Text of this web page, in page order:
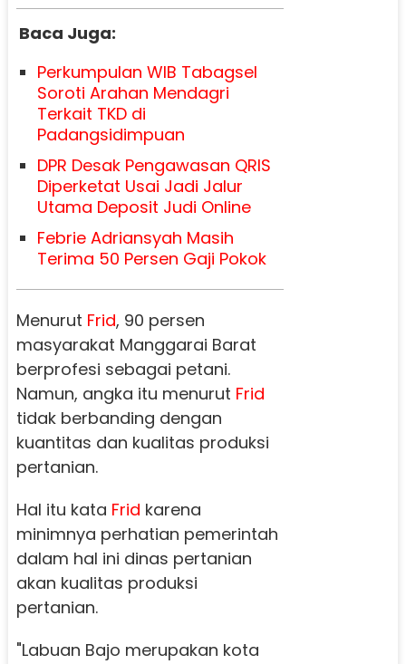
Baca Juga:
Perkumpulan WIB Tabagsel
Soroti Arahan Mendagri
Terkait TKD di
Padangsidimpuan
DPR Desak Pengawasan QRIS
Diperketat Usai Jadi Jalur
Utama Deposit Judi Online
Febrie Adriansyah Masih
Terima 50 Persen Gaji Pokok
Menurut Frid, 90 persen
masyarakat Manggarai Barat
berprofesi sebagai petani.
Namun, angka itu menurut Frid
tidak berbanding dengan
kuantitas dan kualitas produksi
pertanian.
Hal itu kata Frid karena
minimnya perhatian pemerintah
dalam hal ini dinas pertanian
akan kualitas produksi
pertanian.
"Labuan Bajo merupakan kota